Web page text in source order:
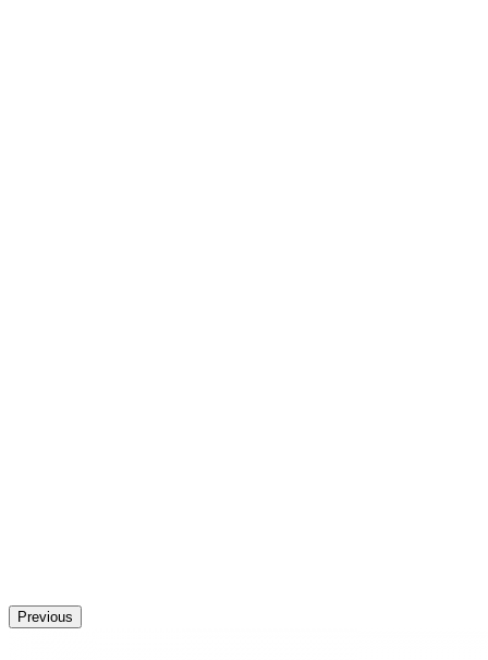
Previous